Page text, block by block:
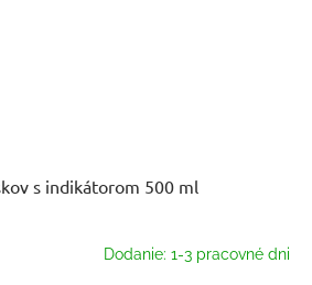
s indikátorom 500 ml
Dodanie: 1-3 pracovné dni